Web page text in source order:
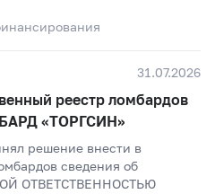
31.07.2026
реестр ломбардов
«ТОРГСИН»
решение внести в
сведения об
ОТВЕТСТВЕННОСТЬЮ